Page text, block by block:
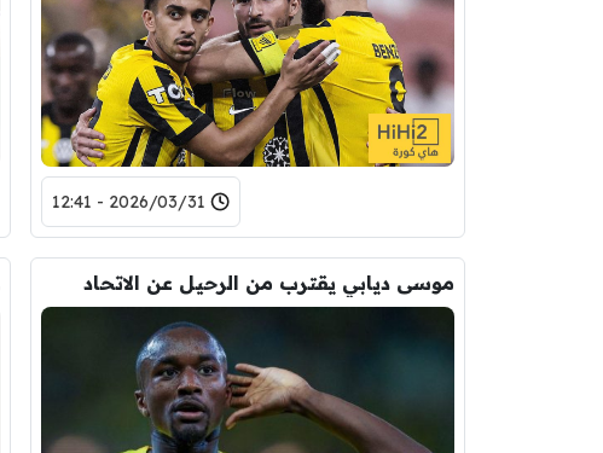
2026/03/31 - 12:41
موسى ديابي يقترب من الرحيل عن الاتحاد